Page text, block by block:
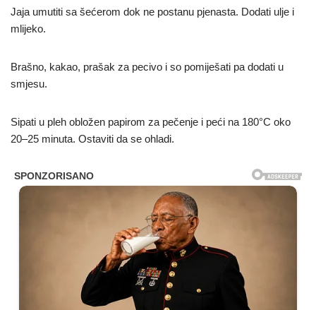
Jaja umutiti sa šećerom dok ne postanu pjenasta. Dodati ulje i
mlijeko.
Brašno, kakao, prašak za pecivo i so pomiješati pa dodati u
smjesu.
Sipati u pleh obložen papirom za pečenje i peći na 180°C oko
20–25 minuta. Ostaviti da se ohladi.